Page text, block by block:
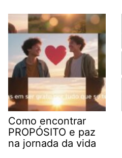
Como encontrar
PROPÓSITO e paz
na jornada da vida